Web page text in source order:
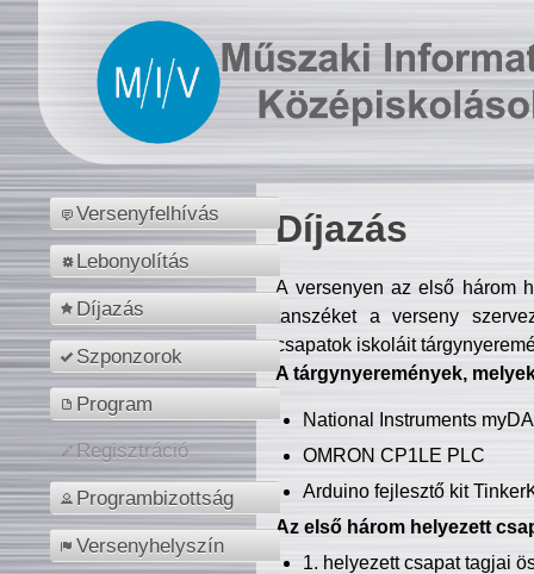
Versenyfelhívás
Lebonyolítás
Díjazás
Szponzorok
Program
Regisztráció
Programbizottság
Versenyhelyszín
Díjazás
A versenyen az első három
tanszéket a verseny
csapatok iskoláit
A tárgynyeremények,
National Instruments
OMRON CP1LE PLC
Arduino fejlesztő kit
Az első három helyezett
1. helyezett csapat tagjai